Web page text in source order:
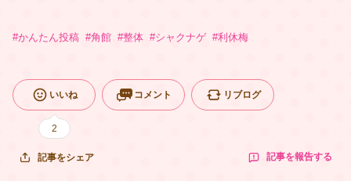
#かんたん投稿 #角館 #整体 #シャクナゲ #利休梅
いいね
2
コメント リブログ
記事をシェア 記事を報告する